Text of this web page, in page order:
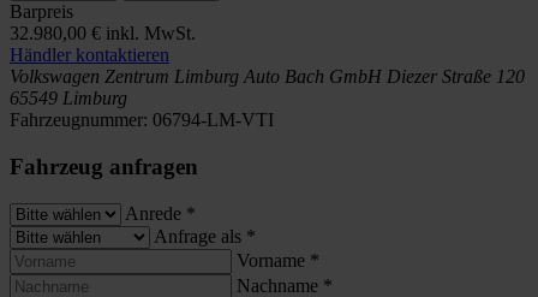
Barpreis
32.980,00 € inkl. MwSt.
Händler kontaktieren
Volkswagen Zentrum Limburg Auto Bach GmbH Diezer Straße 120
65549 Limburg
Fahrzeugnummer: 06794-LM-VTI
Fahrzeug anfragen
Anrede *
Anfrage als *
Vorname *
Nachname *